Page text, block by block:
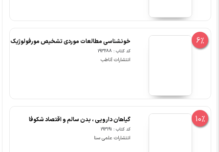
6% خونشناسی مطالعات موردی تشخیص مورفولوژیک
کد کتاب : 193288
انتشارات آناطب
10% گیاهان دارویی ، بدن سالم و اقتصاد شکوفا
کد کتاب : 193191
انتشارات علمی سنا